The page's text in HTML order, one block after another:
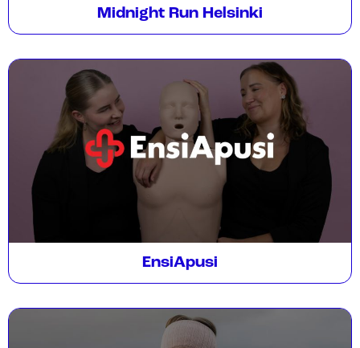
Midnight Run Helsinki
EnsiApusi